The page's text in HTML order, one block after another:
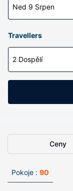
Ned 9 Srpen
Travellers
2 Dospělí
Ceny
Pokoje : 90